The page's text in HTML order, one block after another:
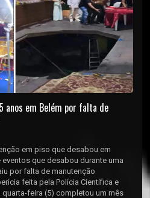
anos em Belém por falta de
em piso que desabou em
que desabou durante uma
por falta de manutenção
feita pela Polícia Científica e
feira (5) completou um mês